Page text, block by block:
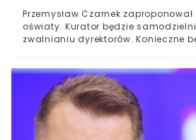
Przemysław Czarnek
oświaty. Kurator będzie
zwalnianiu dyrektorów. Konieczne
Łoboda, Magdalena Kaszulanis, Iga
Dominik Kuc komentują.
kurator mógł decydować o
lub zawieszeniu danego dyrektora
stwierdzenia uchybień.